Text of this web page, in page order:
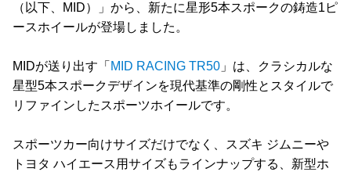
（以下、MID）」から、新たに星形5本スポークの鋳造1ピ
ースホイールが登場しました。
MIDが送り出す「 MID RACING TR50 」は、クラシカルな
星型5本スポークデザインを現代基準の剛性とスタイルで
リファインしたスポーツホイールです。
スポーツカー向けサイズだけでなく、スズキ ジムニーや
トヨタ ハイエース用サイズもラインナップする、新型ホ